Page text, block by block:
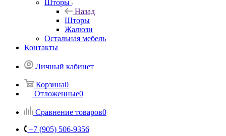
Шторы
Назад
Шторы
Жалюзи
Остальная мебель
Контакты
Личный кабинет
Корзина0
Отложенные0
Сравнение товаров0
+7 (905) 506-9356